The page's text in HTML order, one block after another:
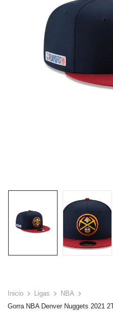
Inicio Ligas
NBA
Gorra NBA Denver Nuggets 2021